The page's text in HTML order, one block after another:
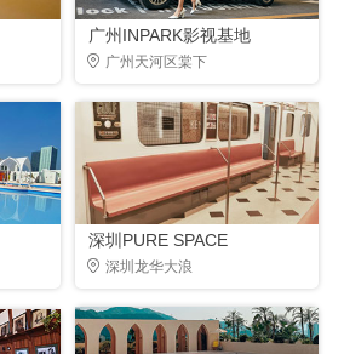
广州INPARK影视基地
广州天河区棠下
深圳PURE SPACE
深圳龙华大浪